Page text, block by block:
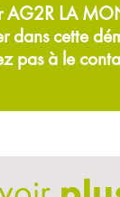
AG2R LA
dans cette
pas à le